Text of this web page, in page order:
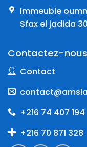
Immeuble
Sfax el jadida
Contactez-nous
Contact
+216 74 407 194
+216 70 871 328